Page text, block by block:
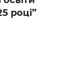
році”